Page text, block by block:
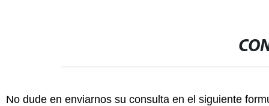
No dude en enviarnos su consulta en el siguiente